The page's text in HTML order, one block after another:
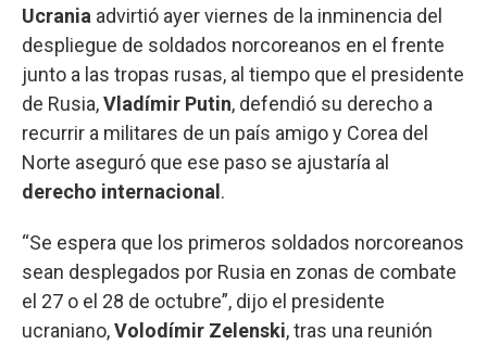
Ucrania advirtió ayer viernes de la inminencia del
despliegue de soldados norcoreanos en el frente
junto a las tropas rusas, al tiempo que el presidente
de Rusia,Vladímir Putin, defendió su derecho a
recurrir a militares de un país amigo y Corea del
Norte aseguró que ese paso se ajustaría al
derecho internacional .
“Se espera que los primeros soldados norcoreanos
sean desplegados por Rusia en zonas de combate
el 27 o el 28 de octubre”, dijo el presidente
ucraniano,Volodímir Zelenski, tras una reunión